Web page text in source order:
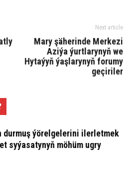
Next article
Mary şäherinde Merkezi
Aziýa ýurtlarynyň we
Hytaýyň ýaşlarynyň forumy
geçiriler
durmuş ýörelgelerini ilerletmek
syýasatynyň möhüm ugry